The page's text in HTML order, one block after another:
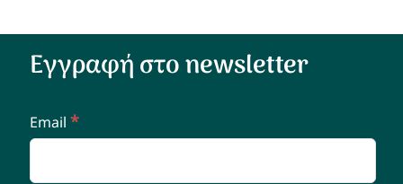
Εγγραφή στο newsletter
Email *